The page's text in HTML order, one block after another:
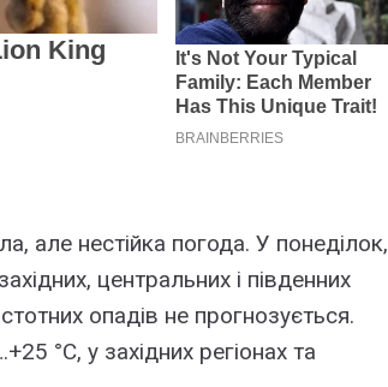
але нестійка погода. У понеділок,
центральних і південних
опадів не прогнозується.
°С, у західних регіонах та